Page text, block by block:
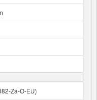
Za-O-EU)